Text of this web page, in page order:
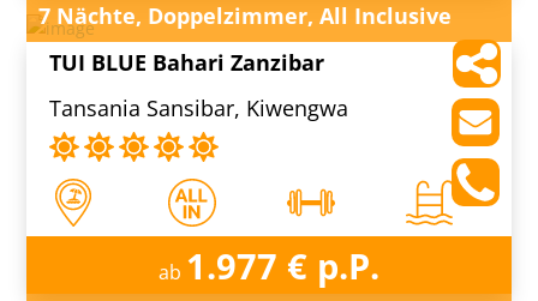
7 Nächte, Doppelzimmer, All Inclusive
TUI BLUE Bahari Zanzibar
Tansania Sansibar, Kiwengwa
ab 1.977 € p.P.